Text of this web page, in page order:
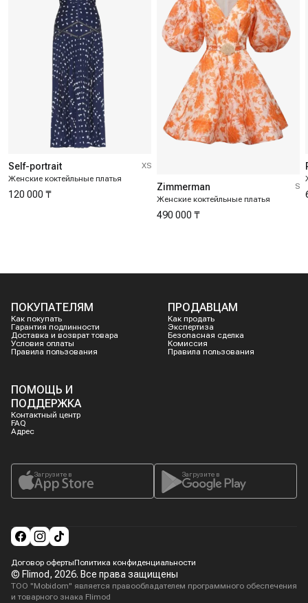
Self-portrait
Женские коктейльные платья
XS
120 000 ₸
Zimmerman
Женские коктейльные платья
S
490 000 ₸
ПОКУПАТЕЛЯМ
Как покупать
Гарантия подлинности
Доставка и возврат товара
Условия оплаты
Правила пользования
ПРОДАВЦАМ
Как продать
Экспертиза
Безопасная сделка
Комиссия
Правила пользования
ПОМОЩЬ И
ПОДДЕРЖКА
Контактный центр
FAQ
Адрес
Загрузите в Загрузите в
Договор офертыПолитика конфиденциальности
© Flimod, 2026. Все права защищены
ТОО "Mobidom" является правообладателем программного обеспечения
и товарного знака Flimod